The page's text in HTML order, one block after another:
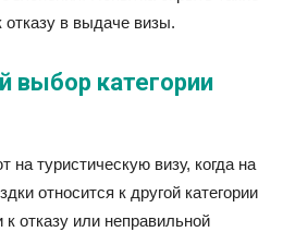
в выдаче визы.
выбор категории
на туристическую визу, когда на
относится к другой категории
отказу или неправильной